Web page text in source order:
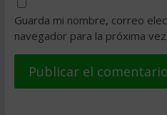
Guarda mi nombre, correo
navegador para la próxima